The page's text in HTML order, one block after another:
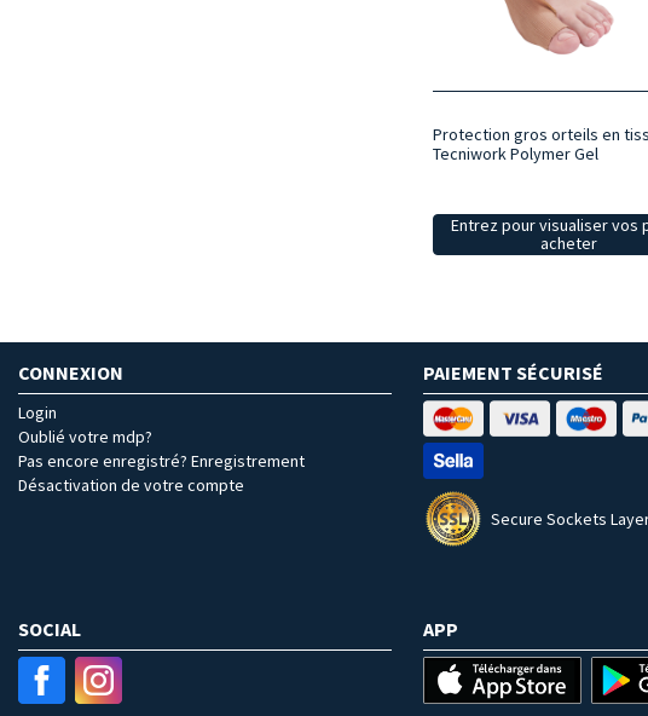
Protection gros orteils en
Tecniwork Polymer Gel
Entrez pour visualiser vos
acheter
CONNEXION
Login
Oublié votre mdp?
Pas encore enregistré? Enregistrement
Désactivation de votre compte
PAIEMENT SÉCURISÉ
Secure Sockets
SOCIAL APP